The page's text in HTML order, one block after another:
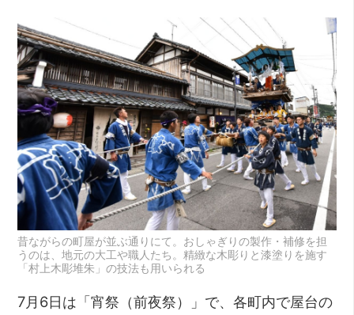
昔ながらの町屋が並ぶ通りにて。おしゃぎりの製作・補修を担
うのは、地元の大工や職人たち。精緻な木彫りと漆塗りを施す
「村上木彫堆朱」の技法も用いられる
7月6日は「宵祭（前夜祭）」で、各町内で屋台の